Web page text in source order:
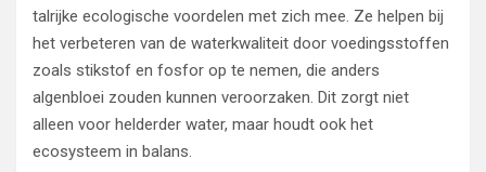
talrijke ecologische voordelen met zich mee. Ze helpen bij
het verbeteren van de waterkwaliteit door voedingsstoffen
zoals stikstof en fosfor op te nemen, die anders
algenbloei zouden kunnen veroorzaken. Dit zorgt niet
alleen voor helderder water, maar houdt ook het
ecosysteem in balans.